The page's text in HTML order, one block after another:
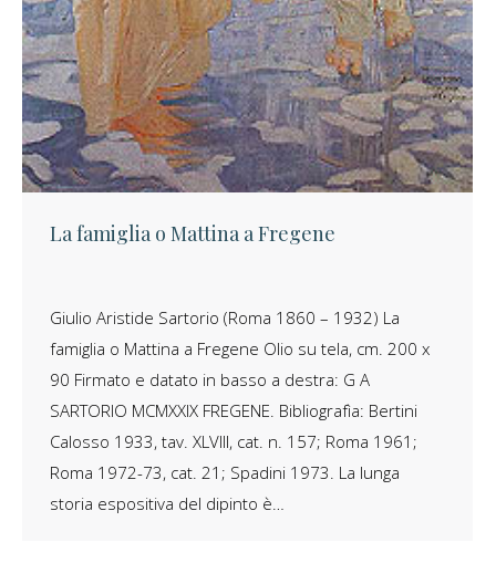
La famiglia o Mattina a Fregene
Giulio Aristide Sartorio (Roma 1860 – 1932) La
famiglia o Mattina a Fregene Olio su tela, cm. 200 x
90 Firmato e datato in basso a destra: G A
SARTORIO MCMXXIX FREGENE. Bibliografìa: Bertini
Calosso 1933, tav. XLVIII, cat. n. 157; Roma 1961;
Roma 1972-73, cat. 21; Spadini 1973. La lunga
storia espositiva del dipinto è…